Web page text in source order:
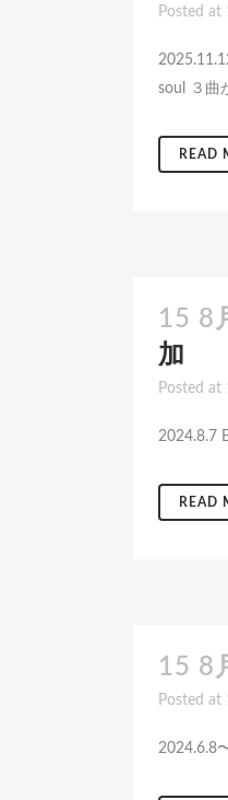
Posted at
soul ３曲
READ
15 8
加
Posted at
2024.8.7
READ
15 8
Posted at
2024.6.8